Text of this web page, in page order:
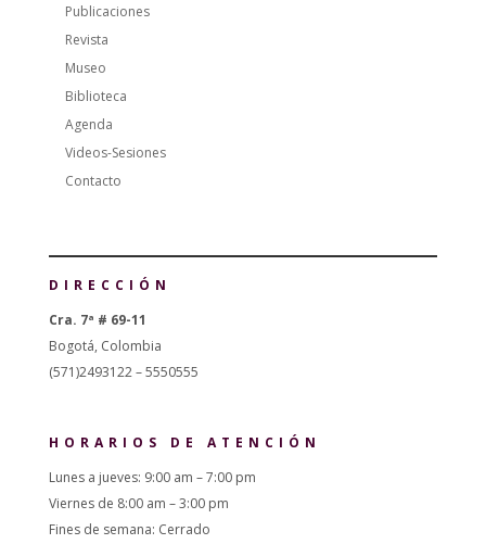
Publicaciones
Revista
Museo
Biblioteca
Agenda
Videos-Sesiones
Contacto
DIRECCIÓN
Cra. 7ª # 69-11
Bogotá, Colombia
(571)2493122 – 5550555
HORARIOS DE ATENCIÓN
Lunes a jueves: 9:00 am – 7:00 pm
Viernes de 8:00 am – 3:00 pm
Fines de semana: Cerrado